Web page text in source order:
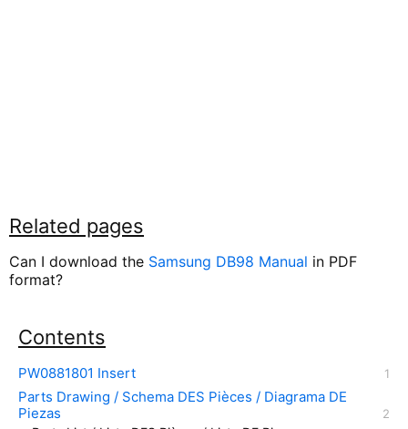
Related pages
Can I download the Samsung DB98 Manual in PDF
format?
Contents
PW0881801 Insert
Parts Drawing / Schema DES Pièces / Diagrama DE
Piezas